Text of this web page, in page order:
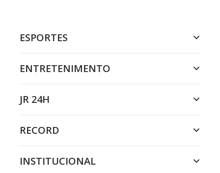
ESPORTES
ENTRETENIMENTO
JR 24H
RECORD
INSTITUCIONAL